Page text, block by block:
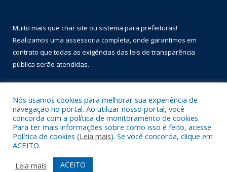
Muito mais que criar site ou sistema para prefeituras!
Realizamos uma assessoria completa, onde garantimos em
contrato que todas as exigências das leis de transparência
pública serão atendidas.
Todos os direitos reservados a Prefeitura Municipal de Óbidos.
Mapa do Site
Acessar Área Administrativa
Nós usamos cookies para melhorar sua experiência de
navegação no portal. Ao utilizar nosso portal, você
concorda com a política de monitoramento de cookies.
Para ter mais informações sobre como isso é feito, acesse
Política de cookies (Leia mais). Se você concorda, clique em
ACEITO.
Leia mais
ACEITO